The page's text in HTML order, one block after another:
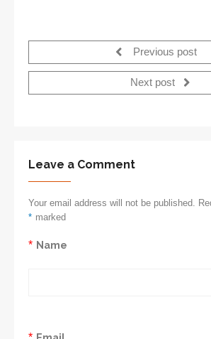
Previous post
Next post
Leave a Comment
Your email address will not be published.
marked
*
Name
*